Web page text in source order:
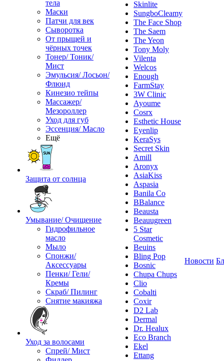
тела
Маски
Патчи для век
Сыворотка
От прыщей и
чёрных точек
Тонер/ Тоник/
Мист
Эмульсия/ Лосьон/
Флюид
Кинезио тейпы
Массажер/
Мезороллер
Уход для губ
Эссенция/ Масло
Ещё
Защита от солнца
Умывание/ Очищение
Гидрофильное
масло
Мыло
Спонжи/
Аксессуары
Пенки/ Гели/
Кремы
Скраб/ Пилинг
Снятие макияжа
Уход за волосами
Спрей/ Мист
Skinlite
SungboCleamy
The Face Shop
The Saem
The Yeon
Tony Moly
Vilenta
Welcos
Enough
FarmStay
3W Clinic
Ayoume
Cosrx
Esthetic House
Eyenlip
KeraSys
Secret Skin
Amill
Aronyx
AsiaKiss
Aspasia
Banila Co
BBalance
Beausta
Beauugreen
5 Star
Cosmetic
Beuins
Bling Pop
Bosnic
Chupa Chups
Clio
Cobalti
Coxir
D2 Lab
Dermal
Dr. Healux
Eco Branch
Ekel
Ettang
Новости